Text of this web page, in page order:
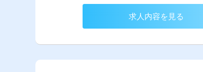
求人内容を見る